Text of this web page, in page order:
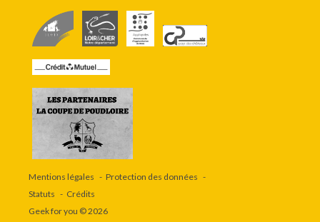
Mentions légales
Protection des données
Statuts
Crédits
Geek for you © 2026